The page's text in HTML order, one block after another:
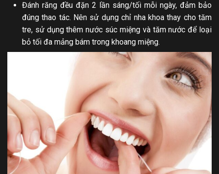
Đánh răng đều đặn 2 lần sáng/tối mỗi ngày, đảm bảo
đúng thao tác. Nên sử dụng chỉ nha khoa thay cho tăm
tre, sử dụng thêm nước súc miệng và tăm nước để loại
bỏ tối đa mảng bám trong khoang miệng.